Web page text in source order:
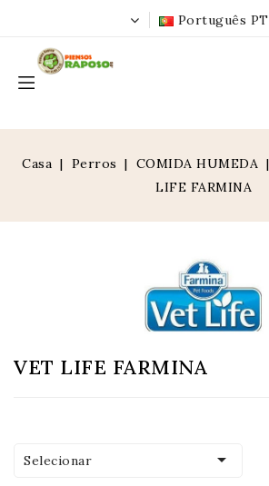
Português PT
Casa Perros COMIDA HUMEDA
LIFE FARMINA
VET LIFE FARMINA
Selecionar 